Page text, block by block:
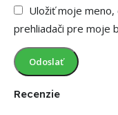
Recenzie
Uložiť moje
prehliadači pre moje